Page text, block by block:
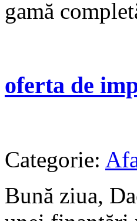
gamă
oferta de
Categorie:
Bună ziua,